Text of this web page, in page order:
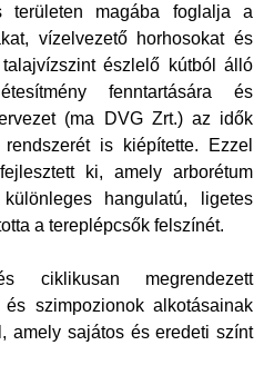
területen magába foglalja a
vízelvezető horhosokat és
észlelő kútból álló
fenntartására és
(ma DVG Zrt.) az idők
is kiépítette. Ezzel
ki, amely arborétum
hangulatú, ligetes
a tereplépcsők felszínét.
megrendezett
szimpozionok alkotásainak
amely sajátos és eredeti színt